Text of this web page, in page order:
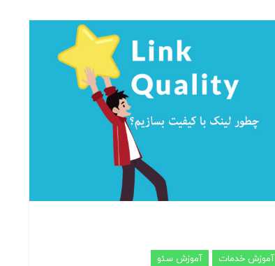
آموزش خدمات آموزش سئو